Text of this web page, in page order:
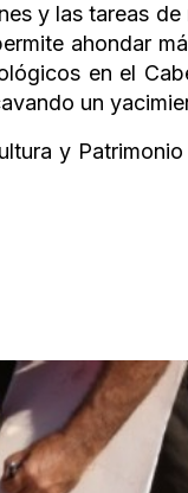
y las tareas de
ahondar
en el
un
y